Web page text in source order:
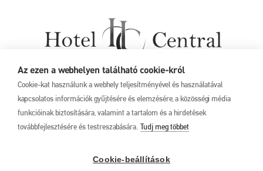
Az ezen a webhelyen található cookie-król
Cookie-kat használunk a webhely teljesítményével és használatával
kapcsolatos információk gyűjtésére és elemzésére, a közösségi média
funkcióinak biztosítására, valamint a tartalom és a hirdetések
továbbfejlesztésére és testreszabására. Tudj meg többet
Cookie-beállítások